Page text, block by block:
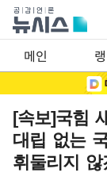
메인
[속보]국힘
대립 없는
휘둘리지 않